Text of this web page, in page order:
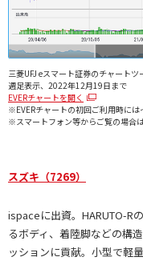
三菱UFJ eスマート証券のチャートツ
週足表示、2022年12月19日まで
EVERチャートを開く
※EVERチャートの初回ご利用時には
※スマートフォン等からご覧の場合
スズキ（7269）
ispaceに出資。HARUTO-R
るボディ、着陸脚などの構
ッションに貢献。小型で軽